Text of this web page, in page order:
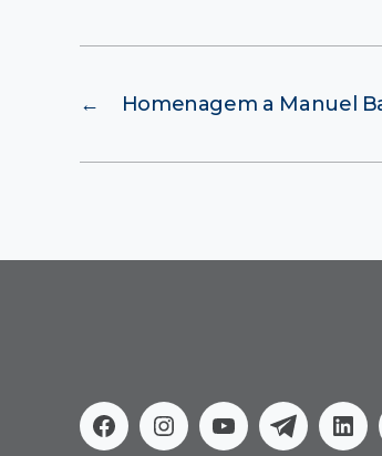
← Homenagem a Manuel
FacebookInstagram
Youtube